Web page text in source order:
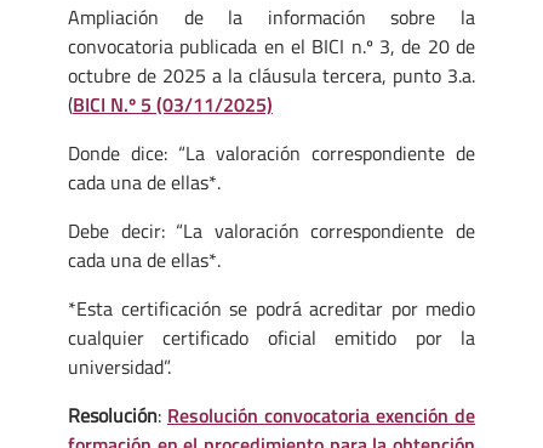
Ampliación de la información sobre la
convocatoria publicada en el BICI n.º 3, de 20 de
octubre de 2025 a la cláusula tercera, punto 3.a.
(BICI N.º 5 (03/11/2025)
Donde dice: “La valoración correspondiente de
cada una de ellas*.
Debe decir: “La valoración correspondiente de
cada una de ellas*.
*Esta certificación se podrá acreditar por medio
cualquier certificado oficial emitido por la
universidad”.
Resolución: Resolución convocatoria exención de